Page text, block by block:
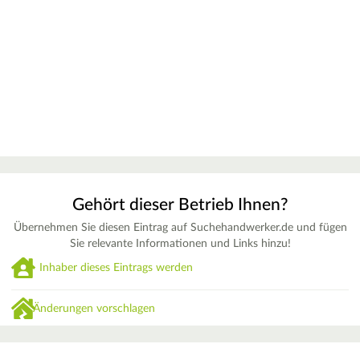
Gehört dieser Betrieb Ihnen?
Übernehmen Sie diesen Eintrag auf Suchehandwerker.de und fügen
Sie relevante Informationen und Links hinzu!
Inhaber dieses Eintrags werden
Änderungen vorschlagen